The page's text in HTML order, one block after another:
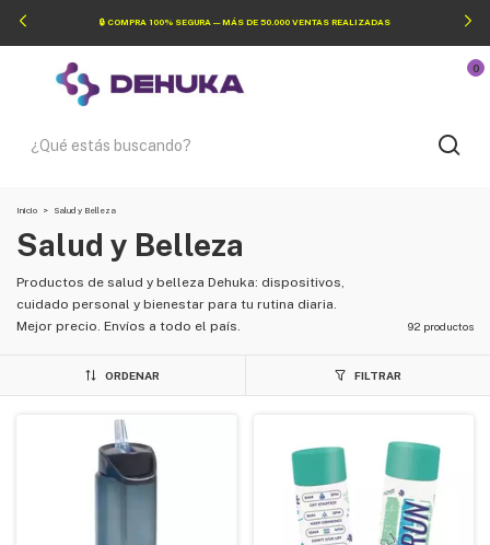
🔒 COMPRA 100% SEGURA — MÁS DE 50.000 VENTAS REALIZADAS
0
Inicio > Salud y Belleza
Salud y Belleza
Productos de salud y belleza Dehuka: dispositivos,
cuidado personal y bienestar para tu rutina diaria.
Mejor precio. Envíos a todo el país.
92 productos
ORDENAR FILTRAR